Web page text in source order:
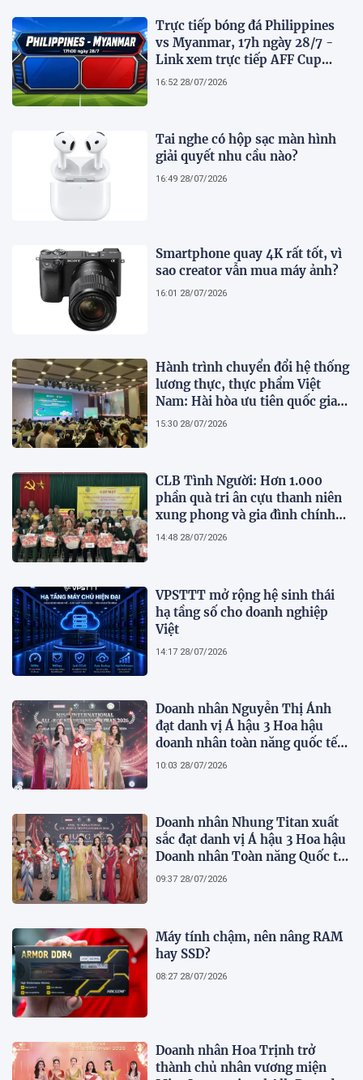
Trực tiếp bóng đá Philippines
vs Myanmar, 17h ngày 28/7 -
Link xem trực tiếp AFF Cup
2026 trên VTV6
16:52 28/07/2026
Tai nghe có hộp sạc màn hình
giải quyết nhu cầu nào?
16:49 28/07/2026
Smartphone quay 4K rất tốt, vì
sao creator vẫn mua máy ảnh?
16:01 28/07/2026
Hành trình chuyển đổi hệ thống
lương thực, thực phẩm Việt
Nam: Hài hòa ưu tiên quốc gia
và định hướng toàn cầu trong
15:30 28/07/2026
CLB Tình Người: Hơn 1.000
phần quà tri ân cựu thanh niên
xung phong và gia đình chính
sách
14:48 28/07/2026
VPSTTT mở rộng hệ sinh thái
hạ tầng số cho doanh nghiệp
Việt
14:17 28/07/2026
Doanh nhân Nguyễn Thị Ánh
đạt danh vị Á hậu 3 Hoa hậu
doanh nhân toàn năng quốc tế
2026
10:03 28/07/2026
Doanh nhân Nhung Titan xuất
sắc đạt danh vị Á hậu 3 Hoa hậu
Doanh nhân Toàn năng Quốc tế
2026
09:37 28/07/2026
Máy tính chậm, nên nâng RAM
hay SSD?
08:27 28/07/2026
Doanh nhân Hoa Trịnh trở
thành chủ nhân vương miện